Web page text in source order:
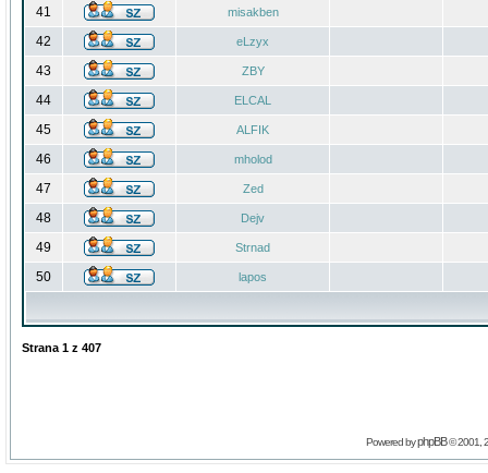
41 misakben
42 eLzyx
43 ZBY
44 ELCAL
45 ALFIK
46 mholod
47 Zed
48 Dejv
49 Strnad
50 lapos
Strana 1 z 407
Powered byphpBB© 2001,